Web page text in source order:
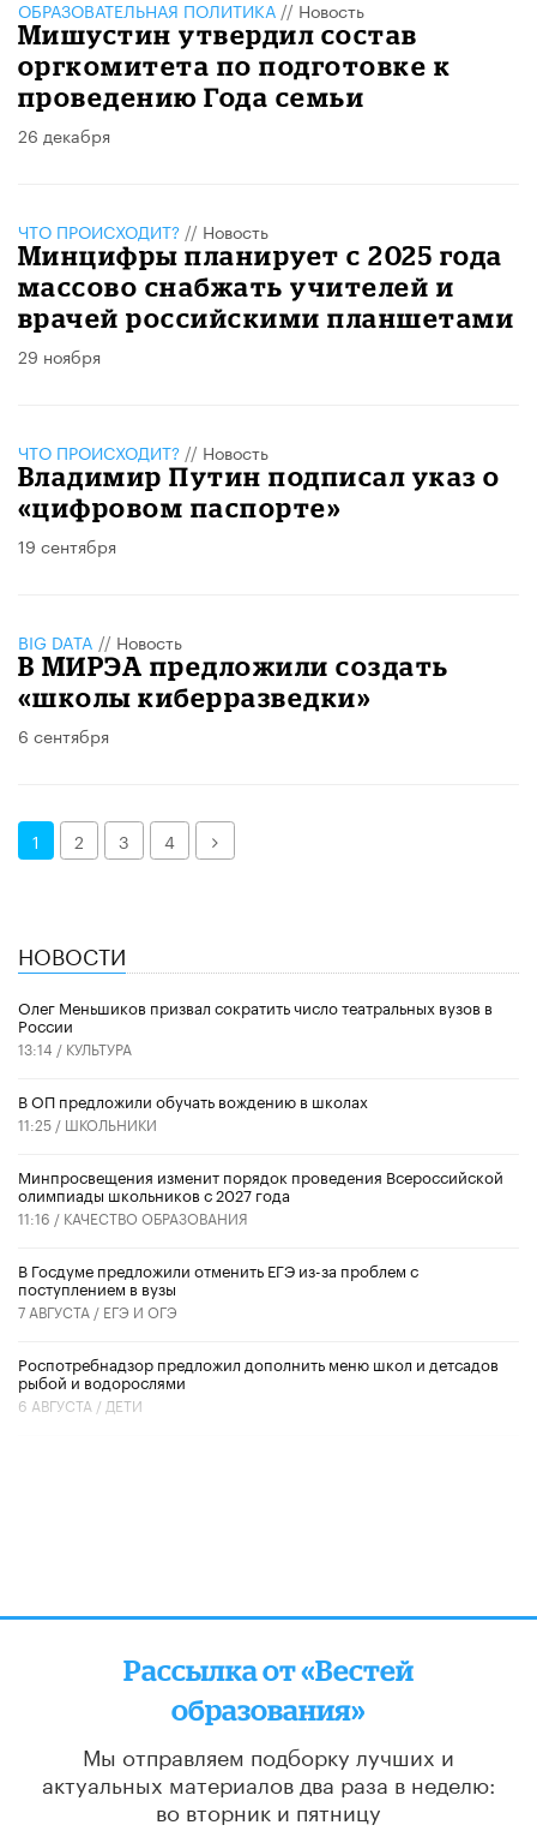
ОБРАЗОВАТЕЛЬНАЯ ПОЛИТИКА // Новость
Мишустин утвердил состав
оргкомитета по подготовке к
проведению Года семьи
26 декабря
ЧТО ПРОИСХОДИТ? // Новость
Минцифры планирует с 2025 года
массово снабжать учителей и
врачей российскими планшетами
29 ноября
ЧТО ПРОИСХОДИТ? // Новость
Владимир Путин подписал указ о
«цифровом паспорте»
19 сентября
BIG DATA // Новость
В МИРЭА предложили создать
«школы киберразведки»
6 сентября
1 2 3 4 Далее
НОВОСТИ
Олег Меньшиков призвал сократить число театральных вузов в
России
13:14 / КУЛЬТУРА
В ОП предложили обучать вождению в школах
11:25 / ШКОЛЬНИКИ
Минпросвещения изменит порядок проведения Всероссийской
олимпиады школьников с 2027 года
11:16 / КАЧЕСТВО ОБРАЗОВАНИЯ
В Госдуме предложили отменить ЕГЭ из-за проблем с
поступлением в вузы
7 АВГУСТА / ЕГЭ И ОГЭ
Роспотребнадзор предложил дополнить меню школ и детсадов
рыбой и водорослями
6 АВГУСТА / ДЕТИ
Рассылка от «Вестей
образования»
Мы отправляем подборку лучших и
актуальных материалов два раза в неделю:
во вторник и пятницу